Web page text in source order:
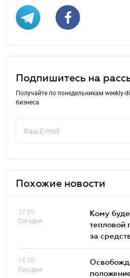
Подпишитесь на
Получайте по понедельникам weekly-
бизнеса
Похожие новости
17.05
Сегодня
Кому
тепловой
за
15.10
Сегодня